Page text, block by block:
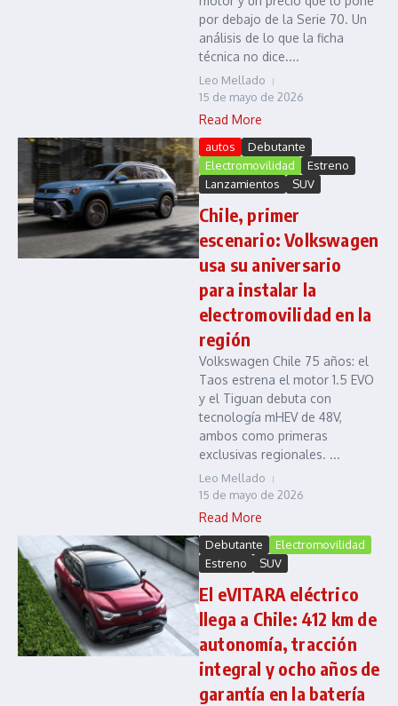
por debajo de la Serie 70. Un
análisis de lo que la ficha
técnica no dice....
Leo Mellado
15 de mayo de 2026
Read More
autos
Debutante
Electromovilidad
Estreno
Lanzamientos
SUV
Chile, primer
escenario: Volkswagen
usa su aniversario
para instalar la
electromovilidad en la
región
Volkswagen Chile 75 años: el
Taos estrena el motor 1.5 EVO
y el Tiguan debuta con
tecnología mHEV de 48V,
ambos como primeras
exclusivas regionales. ...
Leo Mellado
15 de mayo de 2026
Read More
Debutante
Electromovilidad
Estreno
SUV
El eVITARA eléctrico
llega a Chile: 412 km de
autonomía, tracción
integral y ocho años de
garantía en la batería